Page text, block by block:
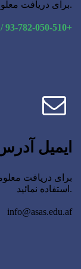
برای دریافت معلومات بیشتر با این شماره ها به تماس شوید.
93-782-050-510+
ایمیل
برای دریافت
استفاده نمائید.
info@asas.edu.af